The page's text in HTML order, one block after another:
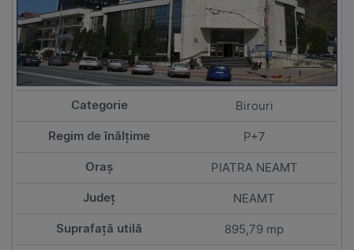
Birouri
P+7
PIATRA NEAMT
NEAMT
895,79 mp